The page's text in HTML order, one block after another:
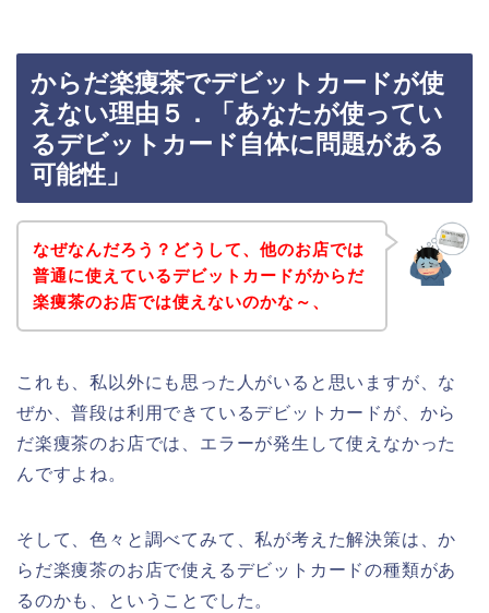
からだ楽痩茶でデビットカードが使
えない理由５．「あなたが使ってい
るデビットカード自体に問題がある
可能性」
なぜなんだろう？どうして、他のお店では
普通に使えているデビットカードがからだ
楽痩茶のお店では使えないのかな～、
これも、私以外にも思った人がいると思いますが、な
ぜか、普段は利用できているデビットカードが、から
だ楽痩茶のお店では、エラーが発生して使えなかった
んですよね。
そして、色々と調べてみて、私が考えた解決策は、か
らだ楽痩茶のお店で使えるデビットカードの種類があ
るのかも、ということでした。